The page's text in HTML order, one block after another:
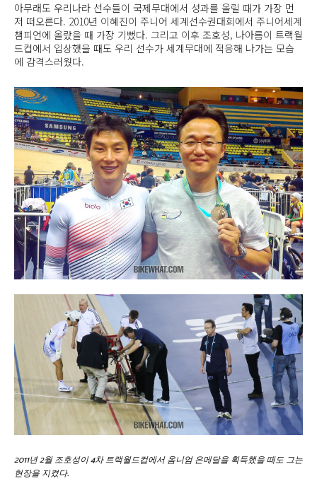
아무래도 우리나라 선수들이 국제무대에서 성과를 올릴 때가 가장 먼
저 떠오른다. 2010년 이혜진이 주니어 세계선수권대회에서 주니어세계
챔피언에 올랐을 때 가장 기뻤다. 그리고 이후 조호성, 나아름이 트랙월
드컵에서 입상했을 때도 우리 선수가 세계무대에 적응해 나가는 모습
에 감격스러웠다.
2011년 2월 조호성이 4차 트랙월드컵에서 옴니엄 은메달을 획득했을 때도 그는
현장을 지켰다.